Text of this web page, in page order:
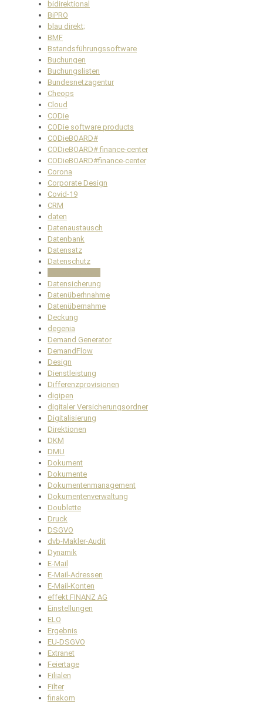
bidirektional
BiPRO
blau direkt;
BMF
Bstandsführungssoftware
Buchungen
Buchungslisten
Bundesnetzagentur
Cheops
Cloud
CODie
CODie software products
CODieBOARD#
CODieBOARD# finance-center
CODieBOARD#finance-center
Corona
Corporate Design
Covid-19
CRM
daten
Datenaustausch
Datenbank
Datensatz
Datenschutz
Datensicherung
Datenüberhnahme
Datenübernahme
Deckung
degenia
Demand Generator
DemandFlow
Design
Dienstleistung
Differenzprovisionen
digipen
digitaler Versicherungsordner
Digitalisierung
Direktionen
DKM
DMU
Dokument
Dokumente
Dokumentenmanagement
Dokumentenverwaltung
Doublette
Druck
DSGVO
dvb-Makler-Audit
Dynamik
E-Mail
E-Mail-Adressen
E-Mail-Konten
effekt.FINANZ AG
Einstellungen
ELO
Ergebnis
EU-DSGVO
Extranet
Feiertage
Filialen
Filter
finakom